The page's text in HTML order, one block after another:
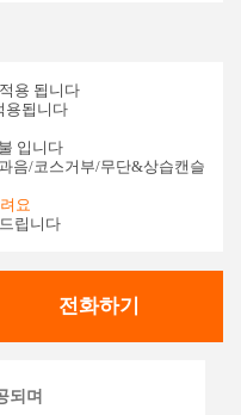
용 됩니다
용됩니다
입니다
음/코스거부/무단&상습캔슬
요
립니다
전화하기
되며